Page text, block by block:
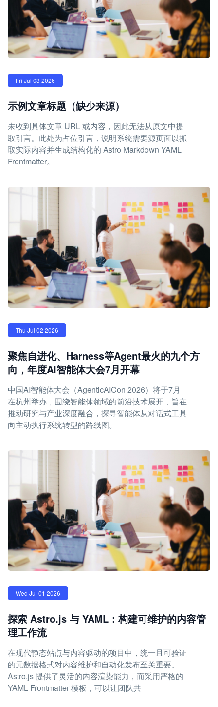
Fri Jul 03 2026
示例文章标题（缺少来源）
未收到具体文章 URL 或内容，因此无法从原文中提
取引言。此处为占位引言，说明系统需要源页面以抓
取实际内容并生成结构化的 Astro Markdown YAML
Frontmatter。
Thu Jul 02 2026
聚焦自进化、Harness等Agent最火的九个方
向，年度AI智能体大会7月开幕
中国AI智能体大会（AgenticAICon 2026）将于7月
在杭州举办，围绕智能体领域的前沿技术展开，旨在
推动研究与产业深度融合，探寻智能体从对话式工具
向主动执行系统转型的路线图。
Wed Jul 01 2026
探索 Astro.js 与 YAML：构建可维护的内容管
理工作流
在现代静态站点与内容驱动的项目中，统一且可验证
的元数据格式对内容维护和自动化发布至关重要。
Astro.js 提供了灵活的内容渲染能力，而采用严格的
YAML Frontmatter 模板，可以让团队共